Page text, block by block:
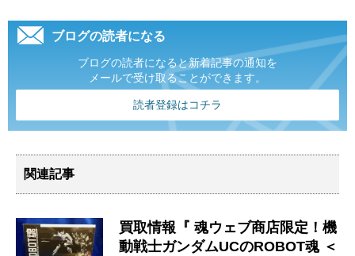
ブログの読者になる
ブログの読者になると新着記事の通知を
メールで受け取ることができます。
読者登録はコチラ
関連記事
買取情報『 ​魂ウェブ商店限定！機
動戦士ガンダムUCのROBOT魂 ​＜